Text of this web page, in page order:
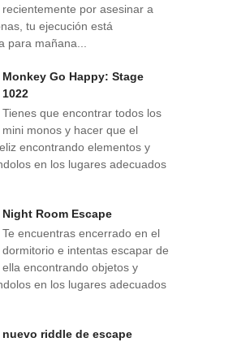
recientemente por asesinar a
tu ejecución está
para mañana...
Monkey Go Happy: Stage
1022
Tienes que encontrar todos los
mini monos y hacer que el
encontrando elementos y
en los lugares adecuados
Night Room Escape
Te encuentras encerrado en el
dormitorio e intentas escapar de
ella encontrando objetos y
en los lugares adecuados
nuevo riddle de escape